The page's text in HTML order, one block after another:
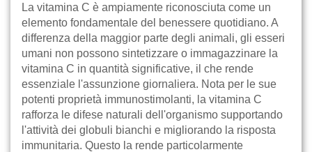
La vitamina C è ampiamente riconosciuta come un
elemento fondamentale del benessere quotidiano. A
differenza della maggior parte degli animali, gli esseri
umani non possono sintetizzare o immagazzinare la
vitamina C in quantità significative, il che rende
essenziale l'assunzione giornaliera. Nota per le sue
potenti proprietà immunostimolanti, la vitamina C
rafforza le difese naturali dell'organismo supportando
l'attività dei globuli bianchi e migliorando la risposta
immunitaria. Questo la rende particolarmente